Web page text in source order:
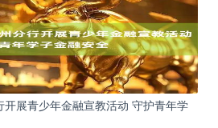
展青少年金融宣教活动 守护青年学